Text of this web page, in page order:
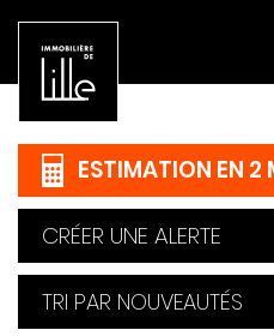
ESTIMATION EN 2
CRÉER UNE ALERTE